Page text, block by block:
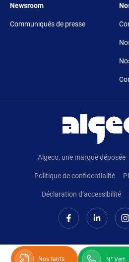
Nos tarifs N° Vert
Newsroom
Communiqués de presse
Algeco, une marque déposée
Politique de confidentialité
Déclaration d’accessibilité